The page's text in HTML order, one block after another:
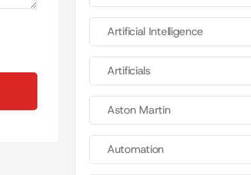
Artificial Intelligence
Artificials
Aston Martin
Automation